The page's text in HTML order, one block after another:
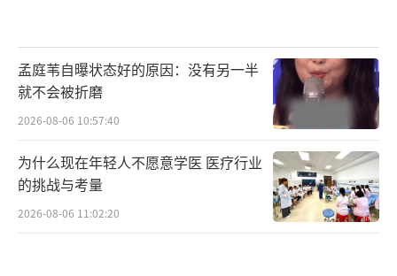
除了三位新生代小娘惹的演员挑大梁外，
还有张哲通、邓伟徳两位新生代的男主角，还
孟庭苇自曝状态好的原因：没有另一半
就不会被折磨
2026-08-06 10:57:40
为什么现在年轻人不愿意学医 医疗行业
的挑战与考量
2026-08-06 11:02:20